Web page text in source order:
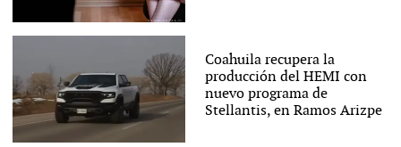
Coahuila recupera la
producción del HEMI con
nuevo programa de
Stellantis, en Ramos Arizpe